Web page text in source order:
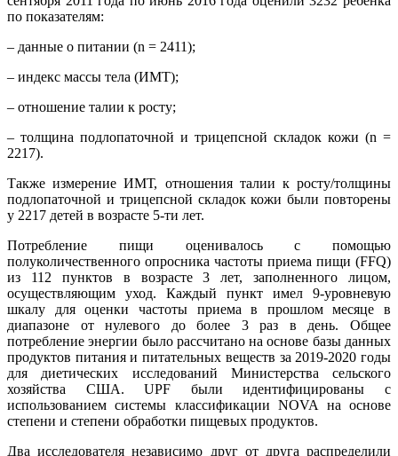
по показателям:
– данные о питании (n = 2411);
– индекс массы тела (ИМТ);
– отношение талии к росту;
– толщина подлопаточной и трицепсной складок кожи (n =
2217).
Также измерение ИМТ, отношения талии к росту/толщины
подлопаточной и трицепсной складок кожи были повторены
у 2217 детей в возрасте 5-ти лет.
Потребление пищи оценивалось с помощью
полуколичественного опросника частоты приема пищи (FFQ)
из 112 пунктов в возрасте 3 лет, заполненного лицом,
осуществляющим уход. Каждый пункт имел 9-уровневую
шкалу для оценки частоты приема в прошлом месяце в
диапазоне от нулевого до более 3 раз в день. Общее
потребление энергии было рассчитано на основе базы данных
продуктов питания и питательных веществ за 2019-2020 годы
для диетических исследований Министерства сельского
хозяйства США. UPF были идентифицированы с
использованием системы классификации NOVA на основе
степени и степени обработки пищевых продуктов.
Два исследователя независимо друг от друга распределили